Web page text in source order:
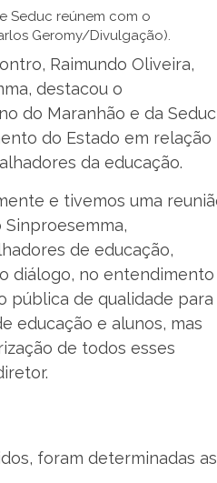
Seduc reúnem com o
Geromy/Divulgação).
Raimundo Oliveira,
destacou o
do Maranhão e da Seduc
do Estado em relação
da educação.
e tivemos uma
de educação,
diálogo, no entendimento
pública de qualidade para
educação e alunos, mas
de todos esses
foram determinadas as